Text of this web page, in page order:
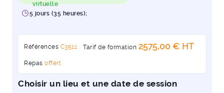
virtuelle
5 jours (35 heures);
Références C3511 Tarif de formation 2575,00 € HT
Repas offert
Choisir un lieu et une date de session